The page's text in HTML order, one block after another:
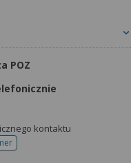
POZ
kontaktu
do rejestracji